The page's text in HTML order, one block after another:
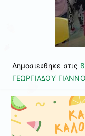
Δημοσιεύθηκε στις
ΓΕΩΡΓΙΑΔΟΥ